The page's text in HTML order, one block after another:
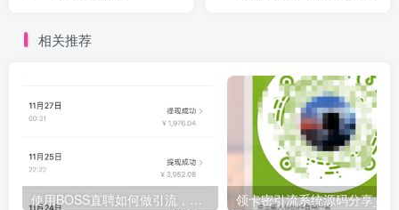
相关推荐
使用BOSS直聘如何做引流，日入200-300创业粉紫（附带详细视频教程）